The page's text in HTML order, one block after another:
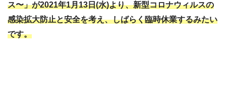
ス〜」が2021年1月13日(水)より、新型コロナウィルスの
感染拡大防止と安全を考え、しばらく臨時休業するみたい
です。